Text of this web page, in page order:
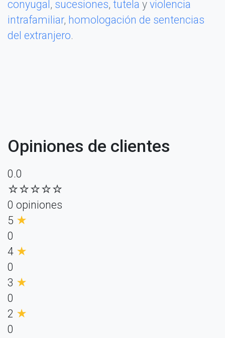
conyugal , sucesiones, tutela y violencia
intrafamiliar, homologación de sentencias
del extranjero.
Opiniones de clientes
0.0
☆☆☆☆☆
0 opiniones
5 ★
0
4 ★
0
3 ★
0
2 ★
0